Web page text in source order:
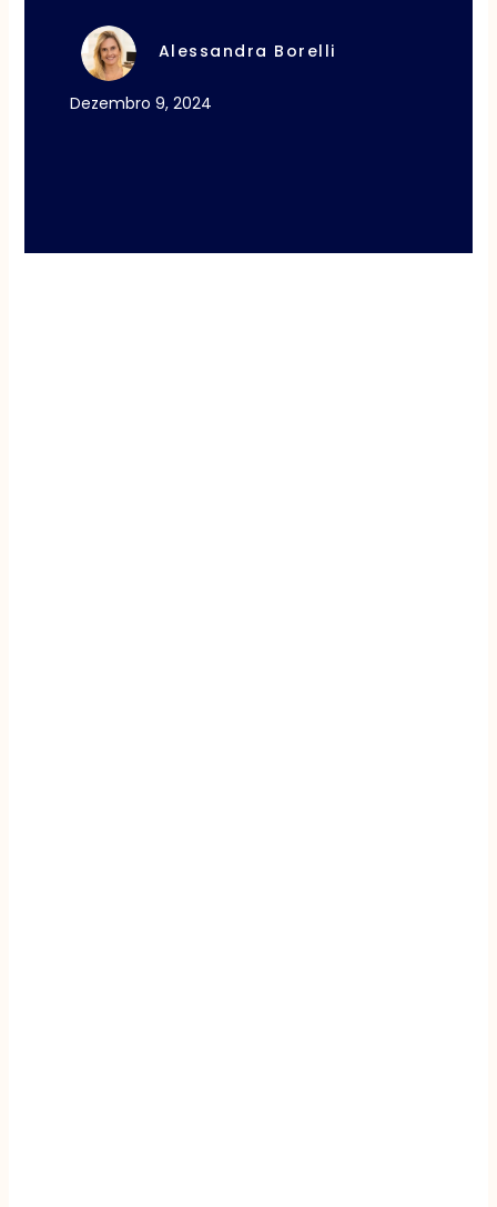
Alessandra Borelli
Dezembro 9, 2024